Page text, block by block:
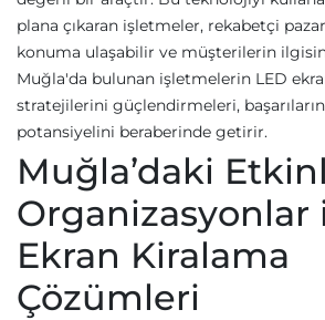
plana çıkaran işletmeler, rekabetçi
konuma ulaşabilir ve müşterilerin
Muğla'da bulunan işletmelerin LED
stratejilerini güçlendirmeleri,
potansiyelini beraberinde getirir.
Muğla’daki
Organizasyonlar
Ekran Kiralama
Çözümleri